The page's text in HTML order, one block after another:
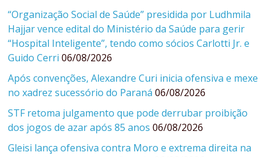
“Organização Social de Saúde” presidida por Ludhmila
Hajjar vence edital do Ministério da Saúde para gerir
“Hospital Inteligente”, tendo como sócios Carlotti Jr. e
Guido Cerri 06/08/2026
Após convenções, Alexandre Curi inicia ofensiva e mexe
no xadrez sucessório do Paraná 06/08/2026
STF retoma julgamento que pode derrubar proibição
dos jogos de azar após 85 anos 06/08/2026
Gleisi lança ofensiva contra Moro e extrema direita na